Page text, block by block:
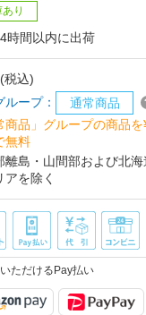
り
時間以内に出荷
(税込)
ループ：
通常商品
商品」グループの商品
無料
島・山間部および北
アを除く
ただけるPay払い